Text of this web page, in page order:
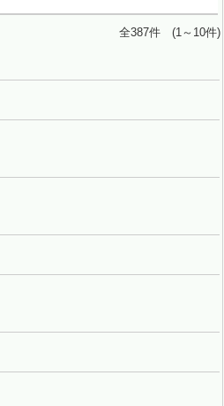
全387件 (1～10件)